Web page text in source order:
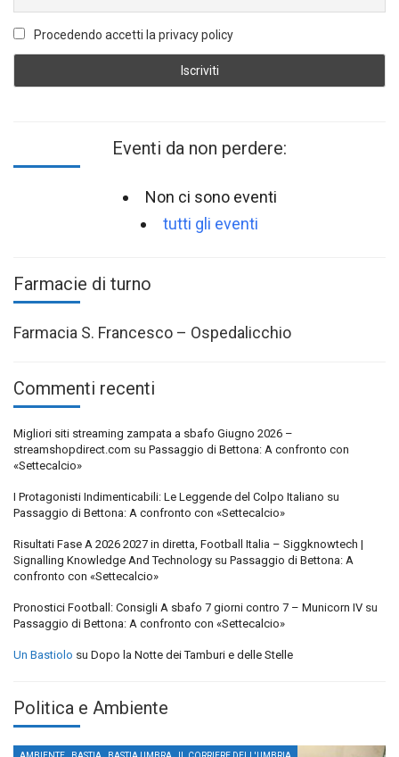
Procedendo accetti la privacy policy
Eventi da non perdere:
Non ci sono eventi
tutti gli eventi
Farmacie di turno
Farmacia S. Francesco – Ospedalicchio
Commenti recenti
Migliori siti streaming zampata a sbafo Giugno 2026 –
streamshopdirect.com su Passaggio di Bettona: A confronto con
«Settecalcio»
I Protagonisti Indimenticabili: Le Leggende del Colpo Italiano su
Passaggio di Bettona: A confronto con «Settecalcio»
Risultati Fase A 2026 2027 in diretta, Football Italia – Siggknowtech |
Signalling Knowledge And Technology su Passaggio di Bettona: A
confronto con «Settecalcio»
Pronostici Football: Consigli A sbafo 7 giorni contro 7 – Municorn IV su
Passaggio di Bettona: A confronto con «Settecalcio»
Un Bastiolo su Dopo la Notte dei Tamburi e delle Stelle
Politica e Ambiente
, , ,